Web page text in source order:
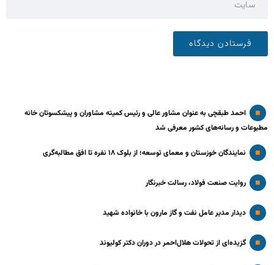
احمد طبقچی به عنوان مشاور عالی و رئیس کمیته مشاوران و پیشکسوتان خانه
مطبوعات و رسانه‌های کشور معرفی شد
نمایندگان خوزستان و معمای توسعه؛ از بلوک ۱۸ نفره تا افق مطالبه‌گری
روایت صنعت فولاد،‌ رسالت خبرنگار
دیدار مدیر عامل نفت و گاز مارون با خانواده شهید
گزیده‌ای از تحولات هلال‌احمر در دوران دکتر کولیوند